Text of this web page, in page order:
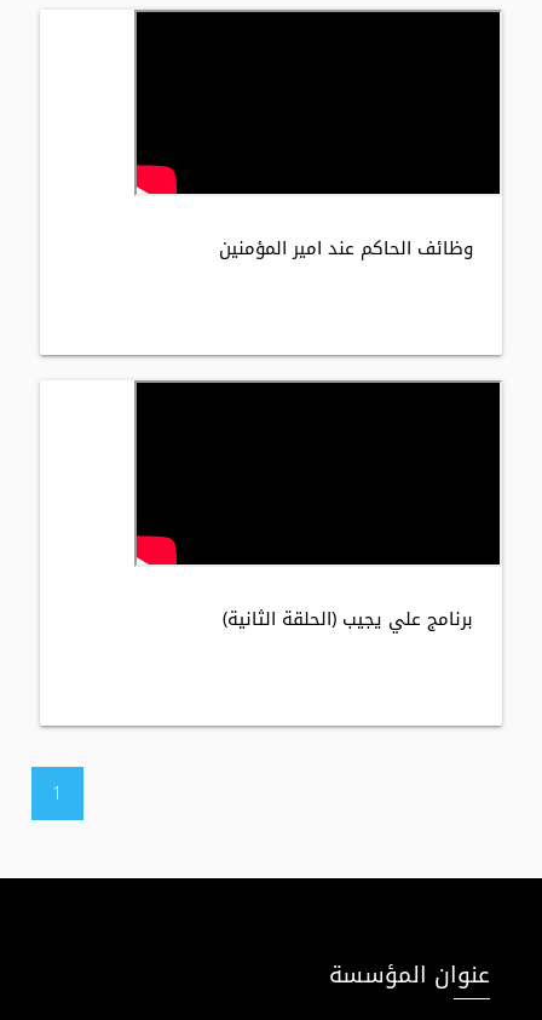
وظائف الحاكم عند امير المؤمنين
برنامج علي يجيب (الحلقة الثانية)
1
عنوان المؤسسة